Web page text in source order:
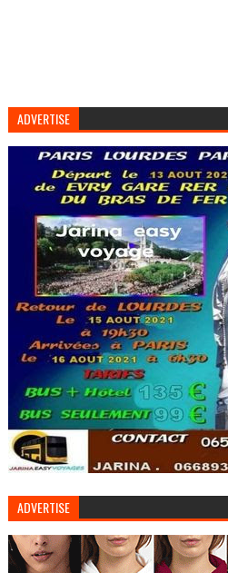
ADVERTISE
ADVERTISE